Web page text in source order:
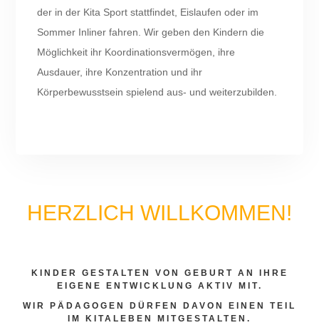
der in der Kita Sport stattfindet, Eislaufen oder im
Sommer Inliner fahren. Wir geben den Kindern die
Möglichkeit ihr Koordinationsvermögen, ihre
Ausdauer, ihre Konzentration und ihr
Körperbewusstsein spielend aus- und weiterzubilden.
HERZLICH WILLKOMMEN!
KINDER GESTALTEN VON GEBURT AN IHRE
EIGENE ENTWICKLUNG AKTIV MIT.
WIR PÄDAGOGEN DÜRFEN DAVON EINEN TEIL
IM KITALEBEN MITGESTALTEN.